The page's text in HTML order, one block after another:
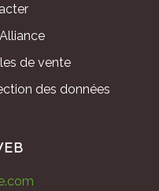
de vente
des données